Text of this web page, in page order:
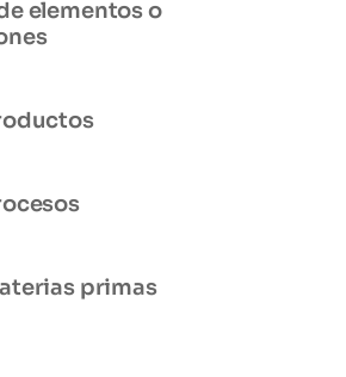
elementos o
primas